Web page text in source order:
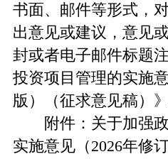
书面、邮件等形式，
出意见或建议，意见
封或者电子邮件标题
投资项目管理的实施
版）（征求意见稿）
附件：关于加强
实施意见（2026年修